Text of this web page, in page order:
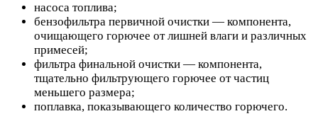
насоса топлива;
бензофильтра первичной очистки — компонента,
очищающего горючее от лишней влаги и различных
примесей;
фильтра финальной очистки — компонента,
тщательно фильтрующего горючее от частиц
меньшего размера;
поплавка, показывающего количество горючего.